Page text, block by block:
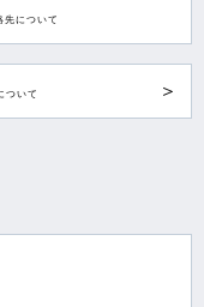
先について
ついて